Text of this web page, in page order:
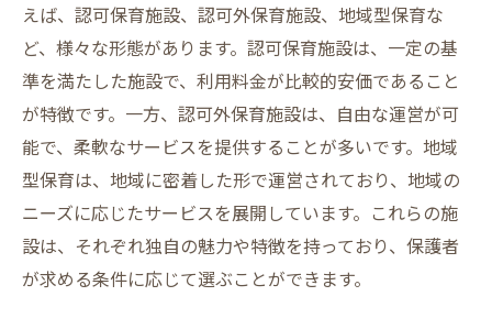
特別支援が必要な子どもを受け入れる施設
一時保育を利用する際の名古屋市のおすすめ施
設
口コミで高評価の一時保育施設
名古屋市内で人気の一時保育スポット
施設見学で確認したいポイント
料金体系を比較して選ぶ
施設のアクセスと立地条件の重要性
えば、認可保育施設、認可外保育施設、地域型保育な
ど、様々な形態があります。認可保育施設は、一定の基
準を満たした施設で、利用料金が比較的安価であること
が特徴です。一方、認可外保育施設は、自由な運営が可
能で、柔軟なサービスを提供することが多いです。地域
型保育は、地域に密着した形で運営されており、地域の
ニーズに応じたサービスを展開しています。これらの施
設は、それぞれ独自の魅力や特徴を持っており、保護者
が求める条件に応じて選ぶことができます。